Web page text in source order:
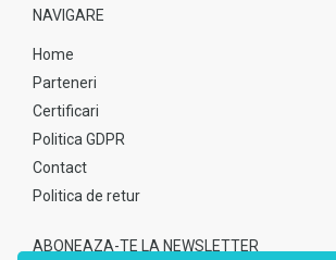
NAVIGARE
Home
Parteneri
Certificari
Politica GDPR
Contact
Politica de retur
ABONEAZA-TE LA NEWSLETTER